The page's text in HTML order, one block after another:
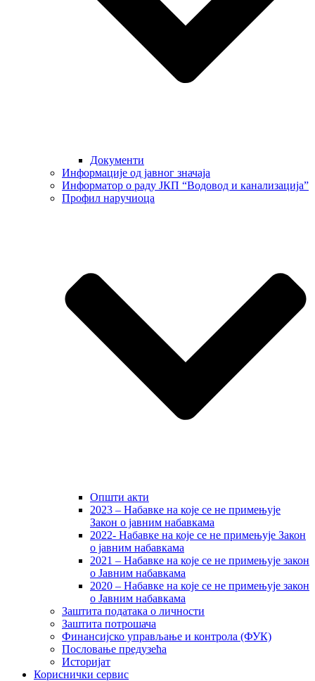
Документи
Информације од јавног значаја
Информатор о раду ЈКП “Водовод и канализација”
Профил наручиоца
Општи акти
2023 – Набавке на које се не примењује
Закон о јавним набавкама
2022- Набавке на које се не примењује Закон
о јавним набавкама
2021 – Набавке на које се не примењује закон
о Јавним набавкама
2020 – Набавке на које се не примењује закон
о Јавним набавкама
Заштита података о личности
Заштита потрошача
Финансијско управљање и контрола (ФУК)
Пословање предузећа
Историјат
Кориснички сервис